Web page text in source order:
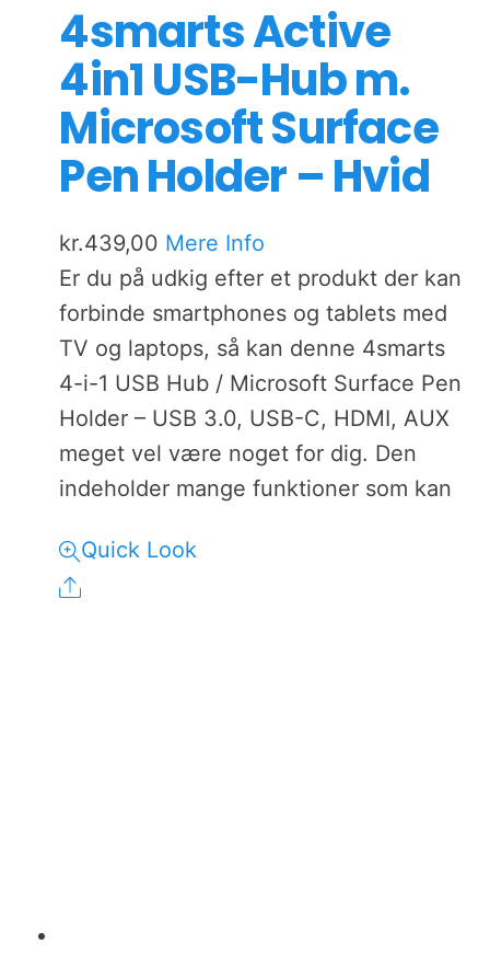
4smarts Active
4in1 USB-Hub m.
Microsoft Surface
Pen Holder – Hvid
kr.439,00 Mere Info
Er du på udkig efter et produkt der kan
forbinde smartphones og tablets med
TV og laptops, så kan denne 4smarts
4-i-1 USB Hub / Microsoft Surface Pen
Holder – USB 3.0, USB-C, HDMI, AUX
meget vel være noget for dig. Den
indeholder mange funktioner som kan
Quick Look
Share